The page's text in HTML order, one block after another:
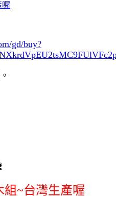
gd/buy?
組~台灣生產喔